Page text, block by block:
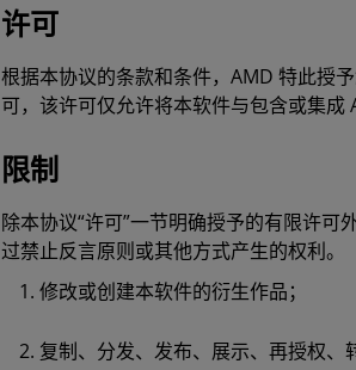
许可
根据本协议的条款和条件，AMD 特此授
可，该许可仅允许将本软件与包含或集成
限制
除本协议“许可”一节明确授予的有限许
过禁止反言原则或其他方式产生的权利
修改或创建本软件的衍生作品；
复制、分发、发布、展示、再授权、